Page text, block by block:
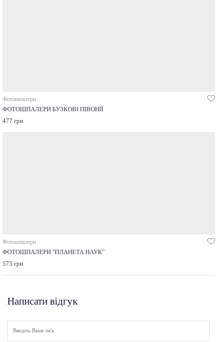
Фотошпалери
ФОТОШПАЛЕРИ БУЗКОВІ ПІВОНІЇ
477 грн
Фотошпалери
ФОТОШПАЛЕРИ "ПЛАНЕТА НАУК"
575 грн
Написати відгук